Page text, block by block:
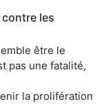
les
être le
pas une fatalité,
la prolifération